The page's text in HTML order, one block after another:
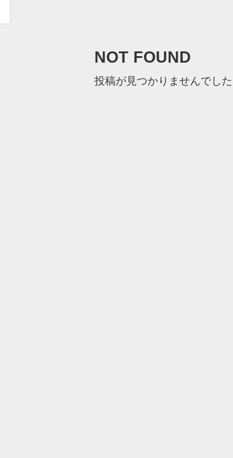
NOT FOUND
投稿が見つかりませんでし